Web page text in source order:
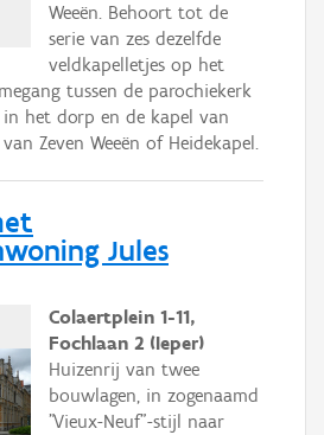
Weeën. Behoort tot de
serie van zes dezelfde
veldkapelletjes op het
tussen de parochiekerk
in het dorp en de kapel van
Zeven Weeën of Heidekapel.
Jules
Colaertplein 1-11,
Fochlaan 2 (Ieper)
Huizenrij van twee
bouwlagen, in zogenaamd
"Vieux-Neuf"-stijl naar